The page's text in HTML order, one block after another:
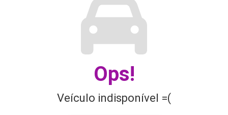
Ops!
Veículo indisponível =(